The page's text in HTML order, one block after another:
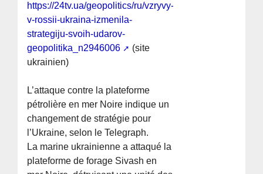
https://24tv.ua/geopolitics/ru/vzryvy-
v-rossii-ukraina-izmenila-
strategiju-svoih-udarov-
geopolitika_n2946006
(site
ukrainien)
L’attaque contre la plateforme
pétrolière en mer Noire indique un
changement de stratégie pour
l’Ukraine, selon le Telegraph.
La marine ukrainienne a attaqué la
plateforme de forage Sivash en